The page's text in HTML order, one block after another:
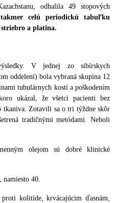
odhalila 49 stopových
celú periodickú tabuľku
a platina.
V jednej zo sibírskych
oddelení) bola vybraná skupina 12
tubulárnych kostí a poškodením
ukázal, že všetci pacienti bez
tkaniva. Zotavili sa o tri týždne skôr
tradičnými metódami. Neboli
olejom sú dobré klinické
40.
kolitíde, krvácajúcim ďasnám,